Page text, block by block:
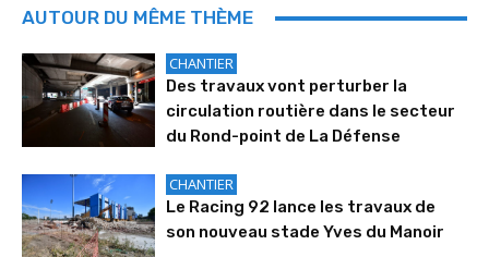
AUTOUR DU MÊME THÈME
CHANTIER
Des travaux vont perturber la
circulation routière dans le secteur
du Rond-point de La Défense
CHANTIER
Le Racing 92 lance les travaux de
son nouveau stade Yves du Manoir